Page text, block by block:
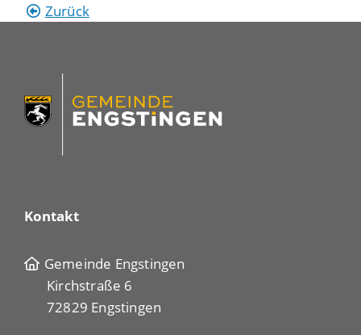
Zurück
Kontakt
Gemeinde Engstingen
Kirchstraße 6
72829 Engstingen